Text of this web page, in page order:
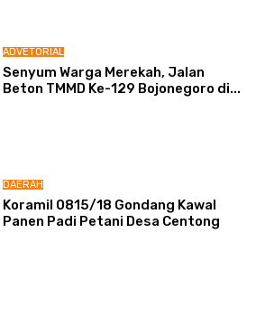
ADVETORIAL
Senyum Warga Merekah, Jalan
Beton TMMD Ke-129 Bojonegoro di...
DAERAH
Koramil 0815/18 Gondang Kawal
Panen Padi Petani Desa Centong